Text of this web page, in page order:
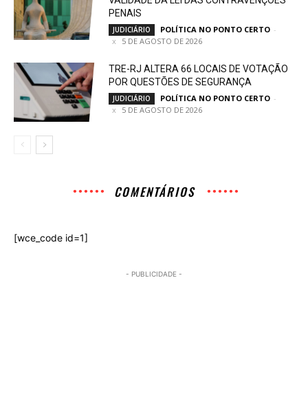
PENAIS
JUDICIÁRIO POLÍTICA NO PONTO CERTO -
5 DE AGOSTO DE 2026
TRE-RJ ALTERA 66 LOCAIS DE VOTAÇÃO
POR QUESTÕES DE SEGURANÇA
JUDICIÁRIO POLÍTICA NO PONTO CERTO -
5 DE AGOSTO DE 2026
COMENTÁRIOS
[wce_code id=1]
- PUBLICIDADE -